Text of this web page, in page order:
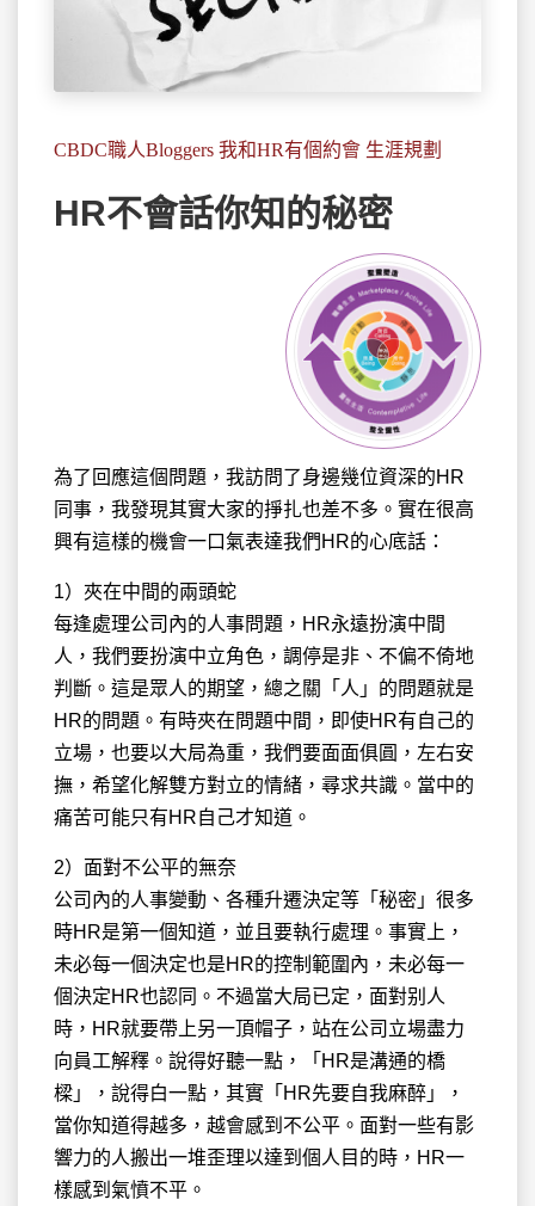
CBDC職人Bloggers 我和HR有個約會 生涯規劃
HR不會話你知的秘密
為了回應這個問題，我訪問了身邊幾位資深的HR
同事 ，我發現其實大家的掙扎也差不多。實在很高
興有這樣的機會一口氣表達我們HR的心底話：
1）夾在中間的兩頭蛇
每逢處理公司內的人事問題，HR永遠扮演中間
人，我們要扮演中立角色，調停是非、不偏不倚地
判斷。這是眾人的期望，總之關「人」的問題就是
HR的問題。有時夾在問題中間，即使HR有自己的
立場，也要以大局為重，我們要面面俱圓，左右安
撫，希望化解雙方對立的情緒，尋求共識。當中的
痛苦可能只有HR自己才知道。
2）面對不公平的無奈
公司內的人事變動、各種升遷決定等「秘密」很多
時HR是第一個知道，並且要執行處理。事實上，
未必每一個決定也是HR的控制範圍內，未必每一
個決定HR也認同。不過當大局已定，面對别人
時，HR就要帶上另一頂帽子，站在公司立場盡力
向員工解釋。說得好聽一點，「HR是溝通的橋
樑」，說得白一點，其實「HR先要自我麻醉」，
當你知道得越多，越會感到不公平。面對一些有影
響力的人搬出一堆歪理以達到個人目的時，HR一
樣感到氣憤不平。